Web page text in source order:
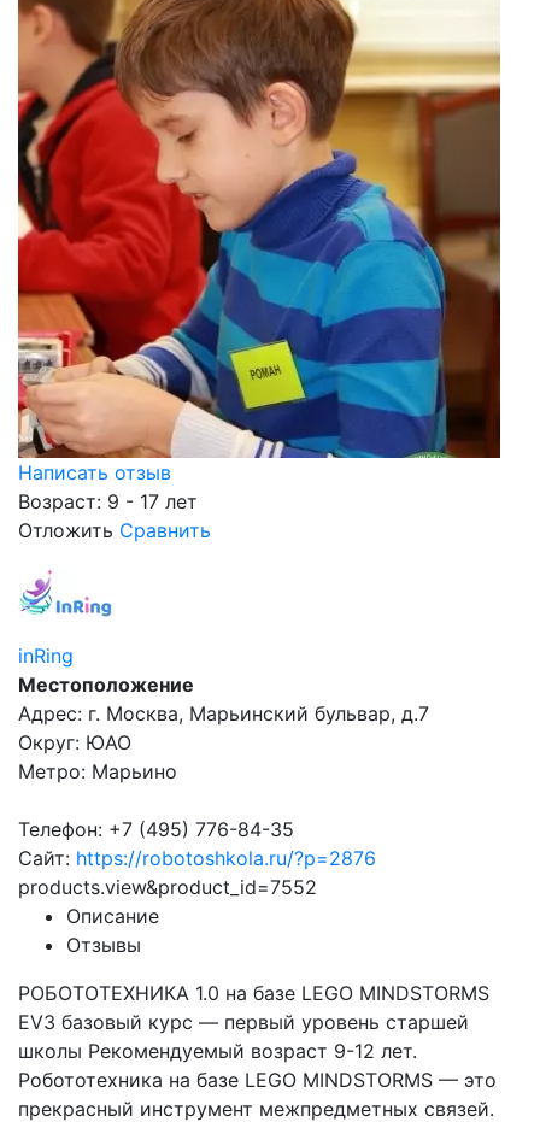
Написать отзыв
Возраст: 9 - 17 лет
Отложить Сравнить
inRing
Местоположение
Адрес: г. Москва, Марьинский бульвар, д.7
Округ: ЮАО
Метро: Марьино
Телефон: +7 (495) 776-84-35
Сайт: https://robotoshkola.ru/?p=2876
products.view&product_id=7552
Описание
Отзывы
РОБОТОТЕХНИКА 1.0 на базе LEGO MINDSTORMS
EV3 базовый курс — первый уровень старшей
школы Рекомендуемый возраст 9-12 лет.
Робототехника на базе LEGO MINDSTORMS — это
прекрасный инструмент межпредметных связей.